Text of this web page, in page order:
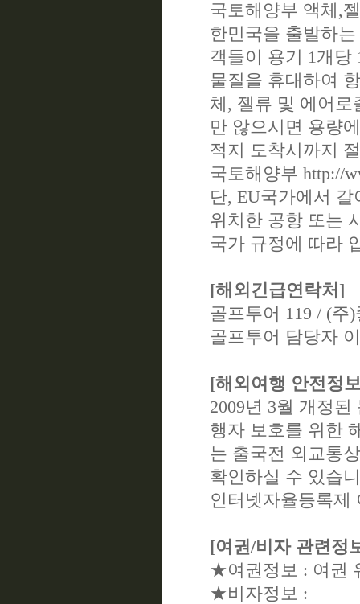
국토해양부 액체,
한민국을 출발하
객들이 용기 1개당
물질을 휴대하여
체, 젤류 및 에어
만 않으시면 용량
적지 도착시까지
국토해양부 http://
단, EU국가에서
위치한 공항 또는
국가 규정에 따라
[해외긴급연락처]
골프투어 119 / (주)
골프투어 담당자
[해외여행 안전정
2009년 3월 개정
행자 보호를 위한
는 출국전 외교통
확인하실 수 있습
인터넷자율등록제
[여권/비자 관련정
★여권정보 : 여권
★비자정보 :